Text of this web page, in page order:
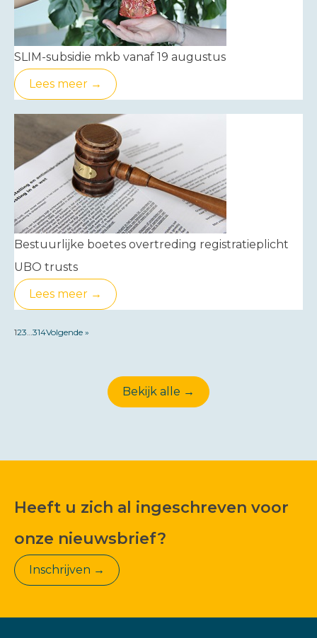
SLIM-subsidie mkb vanaf 19 augustus
Lees meer →
Bestuurlijke boetes overtreding registratieplicht
UBO trusts
Lees meer →
123 314Volgende »
Bekijk alle →
Heeft u zich al ingeschreven voor
onze nieuwsbrief?
Inschrijven →